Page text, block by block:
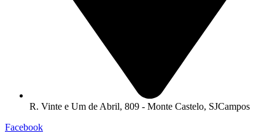
R. Vinte e Um de Abril, 809 - Monte Castelo, SJCampos
Facebook